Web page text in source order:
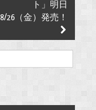
ト」明日
8/26（金）発売！